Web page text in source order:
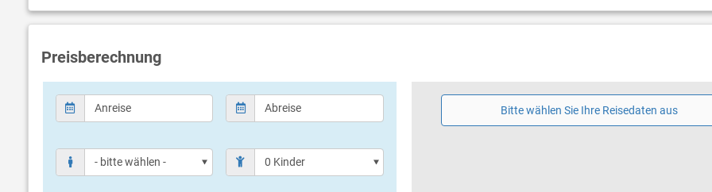
Preisberechnung
Bitte wählen Sie Ihre Reisedaten aus